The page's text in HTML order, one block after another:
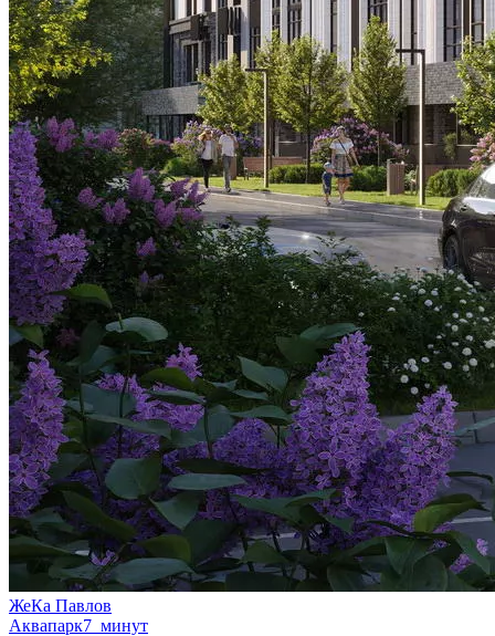
ЖеКа Павлов
Аквапарк7 минут